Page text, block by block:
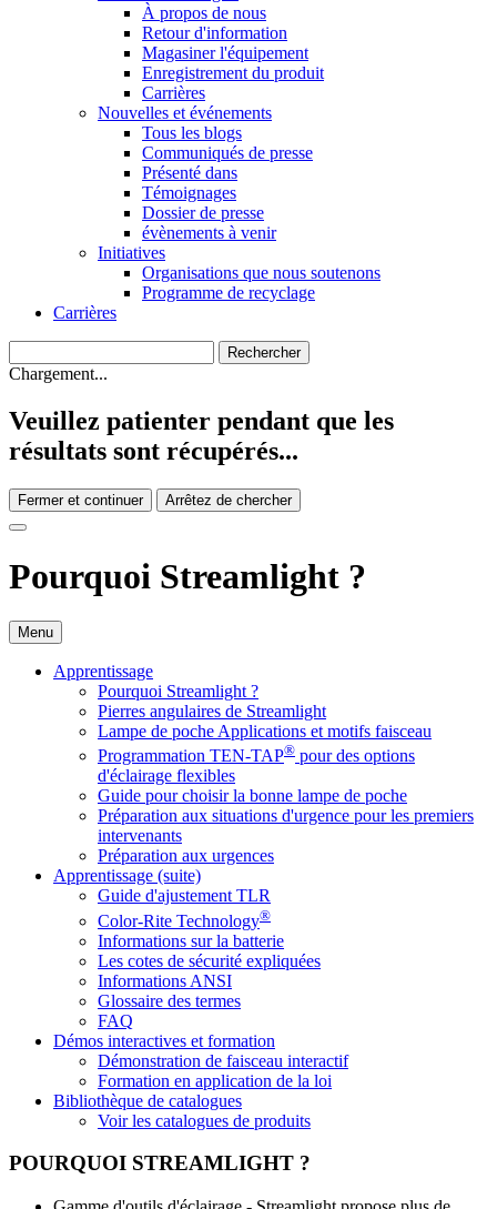
À propos de nous
Retour d'information
Magasiner l'équipement
Enregistrement du produit
Carrières
Nouvelles et événements
Tous les blogs
Communiqués de presse
Présenté dans
Témoignages
Dossier de presse
évènements à venir
Initiatives
Organisations que nous soutenons
Programme de recyclage
Carrières
Chargement...
Veuillez patienter pendant que les
résultats sont récupérés...
Fermer et continuer Arrêtez de chercher
Pourquoi Streamlight ?
Menu
Apprentissage
Pourquoi Streamlight ?
Pierres angulaires de Streamlight
Lampe de poche Applications et motifs faisceau
Programmation TEN-TAP® pour des options
d'éclairage flexibles
Guide pour choisir la bonne lampe de poche
Préparation aux situations d'urgence pour les premiers
intervenants
Préparation aux urgences
Apprentissage (suite)
Guide d'ajustement TLR
Color-Rite Technology®
Informations sur la batterie
Les cotes de sécurité expliquées
Informations ANSI
Glossaire des termes
FAQ
Démos interactives et formation
Démonstration de faisceau interactif
Formation en application de la loi
Bibliothèque de catalogues
Voir les catalogues de produits
POURQUOI STREAMLIGHT ?